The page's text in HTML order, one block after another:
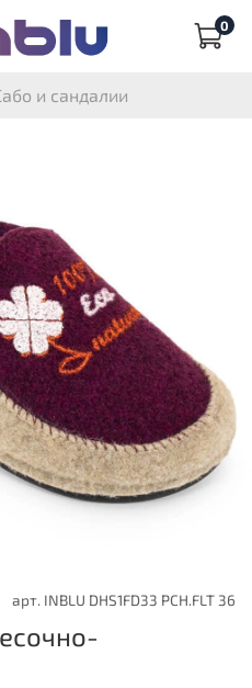
0
и сандалии
арт. INBLU DHS1FD33 PCH.FLT 36